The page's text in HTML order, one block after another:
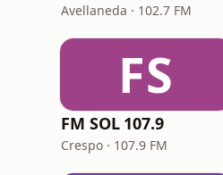
Avellaneda · 102.7 FM
FS
FM SOL 107.9
Crespo · 107.9 FM